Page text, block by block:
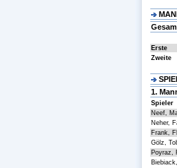
Erste
Zweite
1.
Spieler
Neef,
Neher,
Frank,
Gölz,
Poyraz,